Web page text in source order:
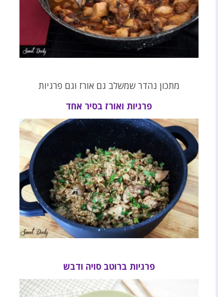
מתכון נהדר שמשלב גם אורז וגם פרגיות
פרגיות ואורז בסיר אחד
פרגיות ברוטב סויה ודבש